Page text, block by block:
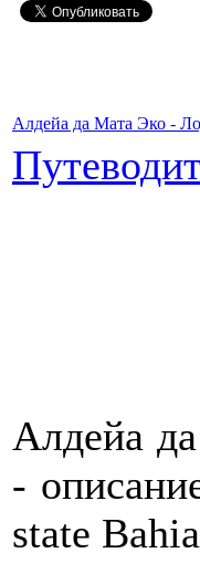
Алдейа да Мата Эко -
Алдейа
-
state